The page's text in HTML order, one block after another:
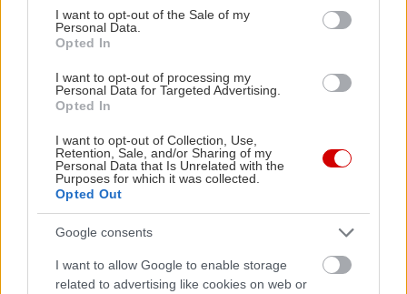
consent section.
I want to opt-out of the Sale of my
Personal Data.
Opted In
I want to opt-out of processing my
Personal Data for Targeted Advertising.
Opted In
I want to opt-out of Collection, Use,
Retention, Sale, and/or Sharing of my
Personal Data that Is Unrelated with the
Purposes for which it was collected.
Opted Out
Google consents
I want to allow Google to enable storage
related to advertising like cookies on web or
το κυκλοφορικό σύστημα αραιώνοντας το αίμα
και διαλύοντας τους θρόμβους αίματος, ενώ
μερικές μελέτεςφάνηκε να μειώνει την LDL και να
ανεβάζει την HDL χοληστερίνη.
Με πληροφορίες από Web MD, Healthline,
Verywellhealth